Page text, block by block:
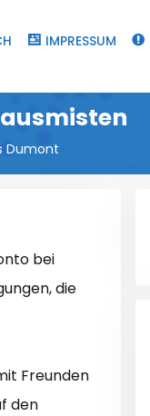
IMPRESSUM
Dumont
bei
die
Freunden
den